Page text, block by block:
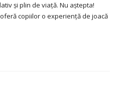
și plin de viață. Nu aștepta!
copiilor o experiență de joacă